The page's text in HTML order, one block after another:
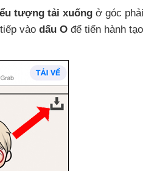
tượng tải xuống ở góc phải
vào dấu O để tiến hành tạo